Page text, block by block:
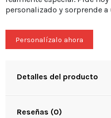
personalizado y sorprende
Personalízalo ahora
Detalles del producto
Reseñas (0)